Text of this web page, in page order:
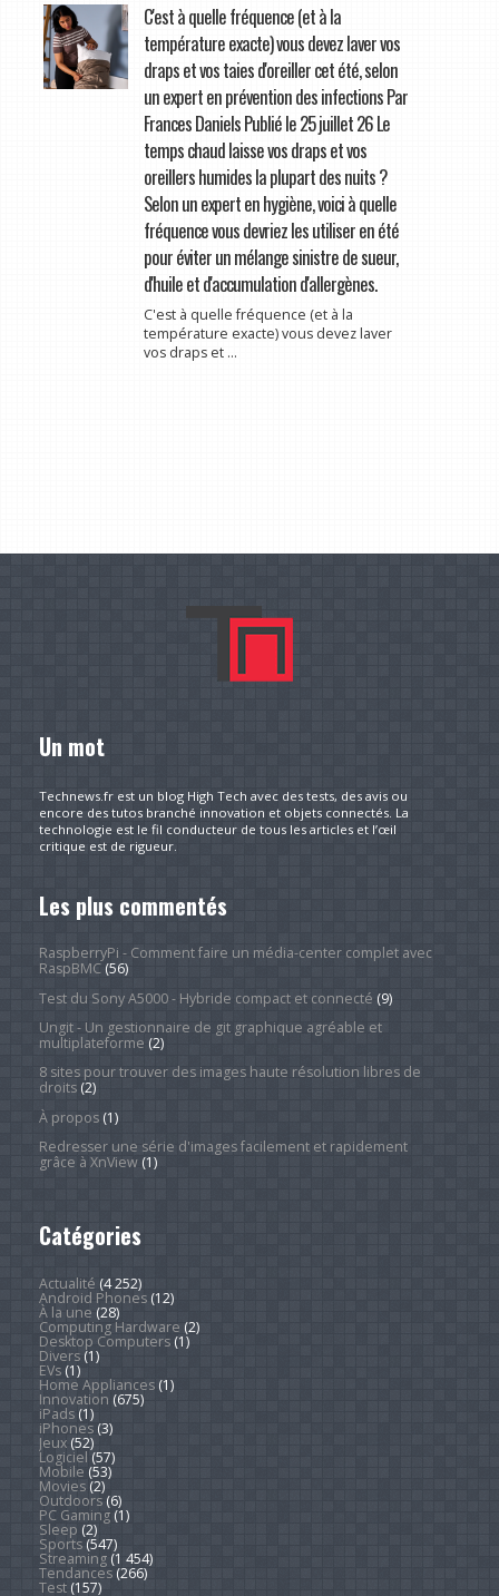
C'est à quelle fréquence (et à la
température exacte) vous devez laver vos
draps et vos taies d'oreiller cet été, selon
un expert en prévention des infections Par
Frances Daniels Publié le 25 juillet 26 Le
temps chaud laisse vos draps et vos
oreillers humides la plupart des nuits ?
Selon un expert en hygiène, voici à quelle
fréquence vous devriez les utiliser en été
pour éviter un mélange sinistre de sueur,
d'huile et d'accumulation d'allergènes.
C'est à quelle fréquence (et à la
température exacte) vous devez laver
vos draps et ...
Un mot
Technews.fr est un blog High Tech avec des tests, des avis ou
encore des tutos branché innovation et objets connectés. La
technologie est le fil conducteur de tous les articles et l’œil
critique est de rigueur.
Les plus commentés
RaspberryPi - Comment faire un média-center complet avec
RaspBMC(56)
Test du Sony A5000 - Hybride compact et connecté (9)
Ungit - Un gestionnaire de git graphique agréable et
multiplateforme (2)
8 sites pour trouver des images haute résolution libres de
droits(2)
À propos(1)
Redresser une série d'images facilement et rapidement
grâce à XnView(1)
Catégories
Actualité (4 252)
Android Phones(12)
À la une (28)
Computing Hardware (2)
Desktop Computers(1)
Divers(1)
EVs(1)
Home Appliances(1)
Innovation (675)
iPads(1)
iPhones(3)
Jeux(52)
Logiciel (57)
Mobile (53)
Movies(2)
Outdoors(6)
PC Gaming(1)
Sleep (2)
Sports(547)
Streaming(1 454)
Tendances(266)
Test(157)